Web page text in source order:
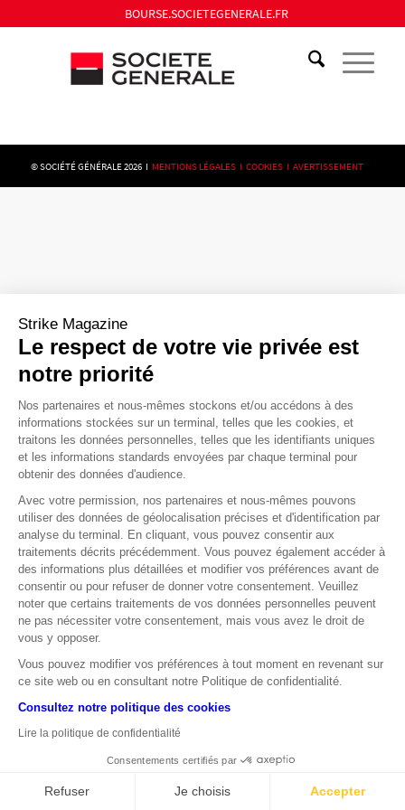
BOURSE.SOCIETEGENERALE.FR
© SOCIÉTÉ GÉNÉRALE 2026 I MENTIONS LÉGALES I COOKIES I AVERTISSEMENT
Strike Magazine
Le respect de votre vie privée est
notre priorité
Nos partenaires et nous-mêmes stockons et/ou accédons à des
informations stockées sur un terminal, telles que les cookies, et
traitons les données personnelles, telles que les identifiants uniques
et les informations standards envoyées par chaque terminal pour
obtenir des données d'audience.
Avec votre permission, nos partenaires et nous-mêmes pouvons
utiliser des données de géolocalisation précises et d'identification par
analyse du terminal. En cliquant, vous pouvez consentir aux
traitements décrits précédemment. Vous pouvez également accéder à
des informations plus détaillées et modifier vos préférences avant de
consentir ou pour refuser de donner votre consentement. Veuillez
noter que certains traitements de vos données personnelles peuvent
ne pas nécessiter votre consentement, mais vous avez le droit de
vous y opposer.
Vous pouvez modifier vos préférences à tout moment en revenant sur
ce site web ou en consultant notre Politique de confidentialité.
Consultez notre politique des cookies
Lire la politique de confidentialité
Consentements certifiés par
Refuser Je choisis Accepter